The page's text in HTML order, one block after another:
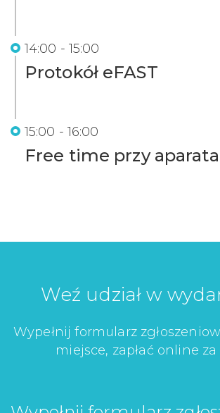
14:00 - 15:00
Protokół eFAST
15:00 - 16:00
Free time przy
Weź udział w
Wypełnij formularz
miejsce, zapłać online za